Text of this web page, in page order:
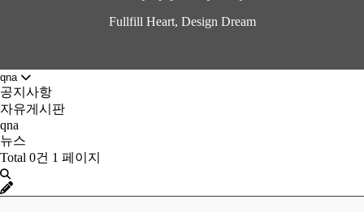
Fullfill Heart, Design Dream
qna
공지사항
자유게시판
qna
뉴스
Total 0건 1 페이지